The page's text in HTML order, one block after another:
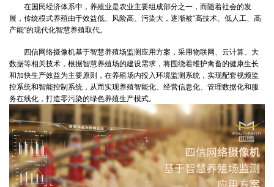
在国民经济体系中，养殖业是农业主要组成部分之一，而随着社会的发
展，传统模式养殖由于效益低、风险高、污染大，逐渐被“高技术、低人工、高
产能”的现代化智慧养殖取代。
四信网络摄像机基于智慧养殖场监测应用方案，采用物联网、云计算、大
数据等相关技术，根据智慧养殖场的建设需求，将围绕着维护禽畜的健康生长
和加快生产效益为主要原则，在养殖场内投入环境监测系统，实现配套视频监
控系统和智能控制系统，从而实现养殖智能化、经营信息化、管理数据化和服
务在线化，打造零污染的绿色养殖生产模式。